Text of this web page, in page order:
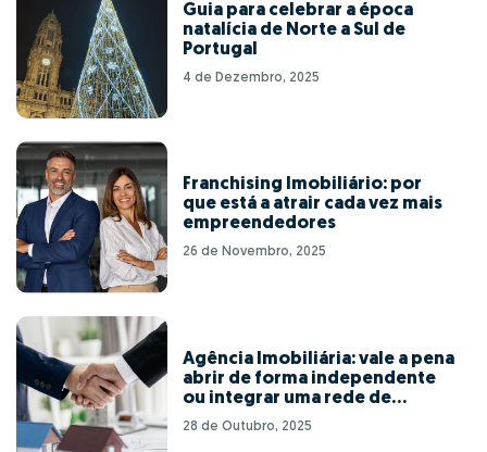
Guia para celebrar a época
natalícia de Norte a Sul de
Portugal
4 de Dezembro, 2025
Franchising Imobiliário: por
que está a atrair cada vez mais
empreendedores
26 de Novembro, 2025
Agência Imobiliária: vale a pena
abrir de forma independente
ou integrar uma rede de
franchising?
28 de Outubro, 2025